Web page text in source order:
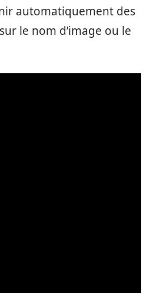
automatiquement des
le nom d’image ou le